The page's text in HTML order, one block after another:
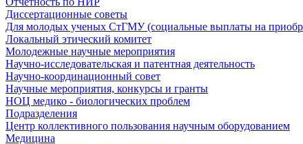
Диссертационные советы
Для молодых ученых СтГМУ (социальные выплаты на
Локальный этический комитет
Молодежные научные мероприятия
Научно-исследовательская и патентная деятельность
Научно-координационный совет
Научные мероприятия, конкурсы и гранты
НОЦ медико - биологических проблем
Подразделения
Центр коллективного пользования научным оборудованием
Медицина